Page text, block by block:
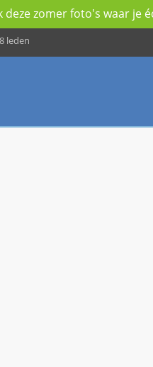
deze zomer foto's waar je
leden